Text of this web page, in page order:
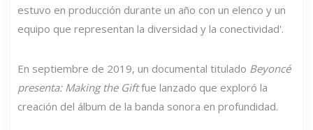
estuvo en producción durante un año con un elenco y un
equipo que representan la diversidad y la conectividad'.
En septiembre de 2019, un documental titulado Beyoncé
presenta: Making the Giftfue lanzado que exploró la
creación del álbum de la banda sonora en profundidad.